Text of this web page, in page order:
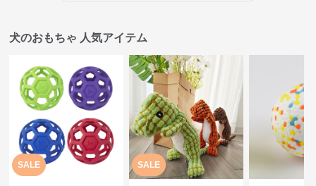
犬のおもちゃ 人気アイテム
SALE SALE